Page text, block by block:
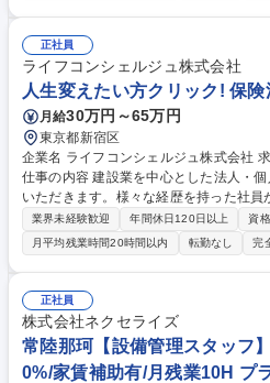
さらに未経験から7～8年で執行役員に
長・役員と上を目指せます！保険商品の
事業への深い理解や現場で働く方の声を
め、保険の販売者ではなく、事業パート
れています！ 募集職種 人生変えたい
正社員
ライフコンシェルジュ株式会社
人生変えたい方クリック! 保
月給30万円～65万円
東京都新宿区
企業名 ライフコンシェルジュ株式会社 求人名 人生変えたい方クリック！
仕事の内容 建設業を中心とした法人・
いただきます。様々な経歴を持った社
育成体制や勉強会等も充実しているため
【魅力】先輩とのマンツーマンの育成体
ト内容等の勉強会も充実/保険営業未経
験から7～8年で執行役員に就任した先
を目指せます！保険商品の知識はもちろ
理解や現場で働く方の声を大切にリスク
者ではなく、事業パートナーとして、多
集職種 人生変えたい方クリック！
業界未経験歓迎 年間休日120日以上
資
月平均残業時間20時間以内
転勤なし 完
正社員
株式会社ネクセライズ
常陸那珂【設備管理スタッフ
0%/家賃補助有/月残業10H プ